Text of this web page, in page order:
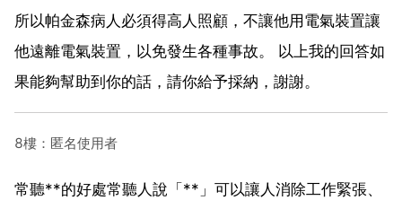
所以帕金森病人必須得高人照顧，不讓他用電氣裝置讓
他遠離電氣裝置，以免發生各種事故。 以上我的回答如
果能夠幫助到你的話，請你給予採納，謝謝。
8樓：匿名使用者
常聽**的好處常聽人說「**」可以讓人消除工作緊張、